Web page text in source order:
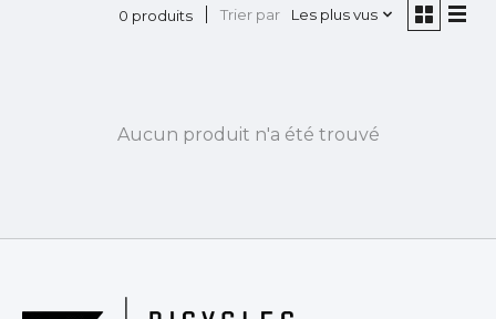
0 produits Trier par Les plus vus
Aucun produit n'a été trouvé